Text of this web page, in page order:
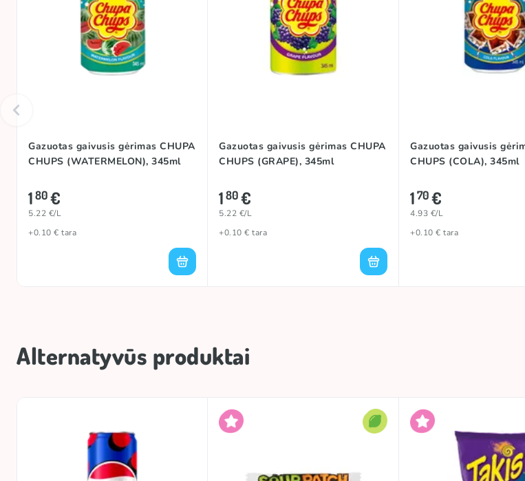
Kilmės šalis
Gazuotas gaivusis gėrimas CHUPA
CHUPS (WATERMELON), 345ml
180€
5.22 €/L
+0.10 € tara
Gazuotas gaivusis gėrimas CHUPA
CHUPS (GRAPE), 345ml
180€
5.22 €/L
+0.10 € tara
Gazuotas gaivusis
CHUPS (COLA), 345ml
170€
4.93 €/L
+0.10 € tara
Alternatyvūs produktai